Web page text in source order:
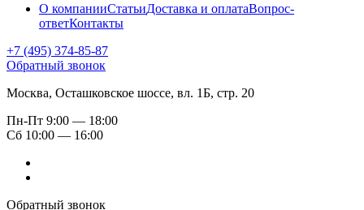
О компанииСтатьиДоставка и оплатаВопрос-
ответКонтакты
+7 (495) 374-85-87
Обратный звонок
Москва, Осташковское шоссе, вл. 1Б, стр. 20
Пн-Пт 9:00 — 18:00
Сб 10:00 — 16:00
Обратный звонок